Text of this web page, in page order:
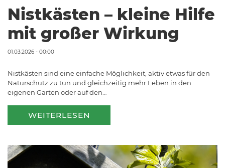
Nistkästen – kleine Hilfe
mit großer Wirkung
01.03.2026 - 00:00
Nistkästen sind eine einfache Möglichkeit, aktiv etwas für den
Naturschutz zu tun und gleichzeitig mehr Leben in den
eigenen Garten oder auf den…
WEITERLESEN